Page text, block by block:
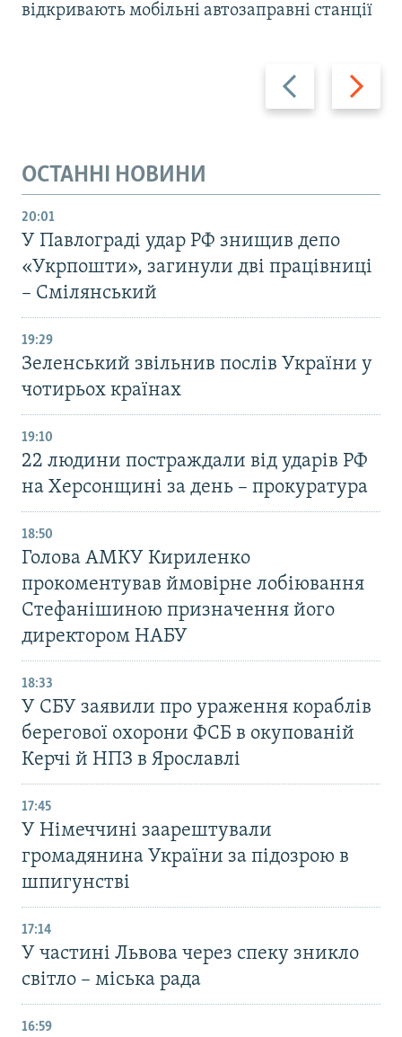
Назад Вперед
відкривають мобільні автозаправні станції
ОСТАННІ НОВИНИ
20:01
У Павлограді удар РФ знищив депо
«Укрпошти», загинули дві працівниці
– Смілянський
19:29
Зеленський звільнив послів України у
чотирьох країнах
19:10
22 людини постраждали від ударів РФ
на Херсонщині за день – прокуратура
18:50
Голова АМКУ Кириленко
прокоментував ймовірне лобіювання
Стефанішиною призначення його
директором НАБУ
18:33
У СБУ заявили про ураження кораблів
берегової охорони ФСБ в окупованій
Керчі й НПЗ в Ярославлі
17:45
У Німеччині заарештували
громадянина України за підозрою в
шпигунстві
17:14
У частині Львова через спеку зникло
світло – міська рада
16:59